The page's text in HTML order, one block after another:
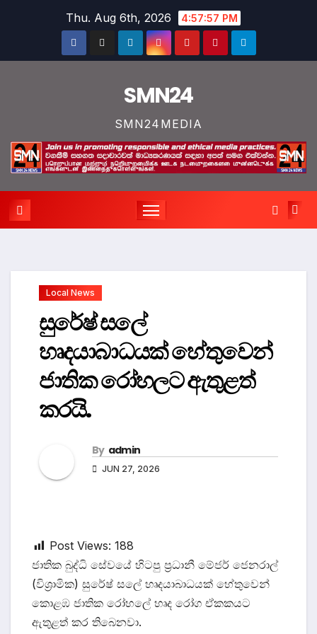
Thu. Aug 6th, 2026 4:57:58 PM
SMN24
SMN24MEDIA
Local News
සුරේෂ් සලේ
හෘදයාබාධයක් හේතුවෙන්
ජාතික රෝහලට ඇතුළත්
කරයි.
By admin
JUN 27, 2026
Post Views: 188
ජාතික බුද්ධි සේවයේ හිටපු ප්‍රධානී මේජර් ජෙනරාල්
(විශ්‍රාමික) සුරේෂ් සලේ හෘදයාබාධයක් හේතුවෙන්
කොළඹ ජාතික රෝහලේ හෘද රෝග ඒකකයට
ඇතුළත් කර තිබෙනවා.